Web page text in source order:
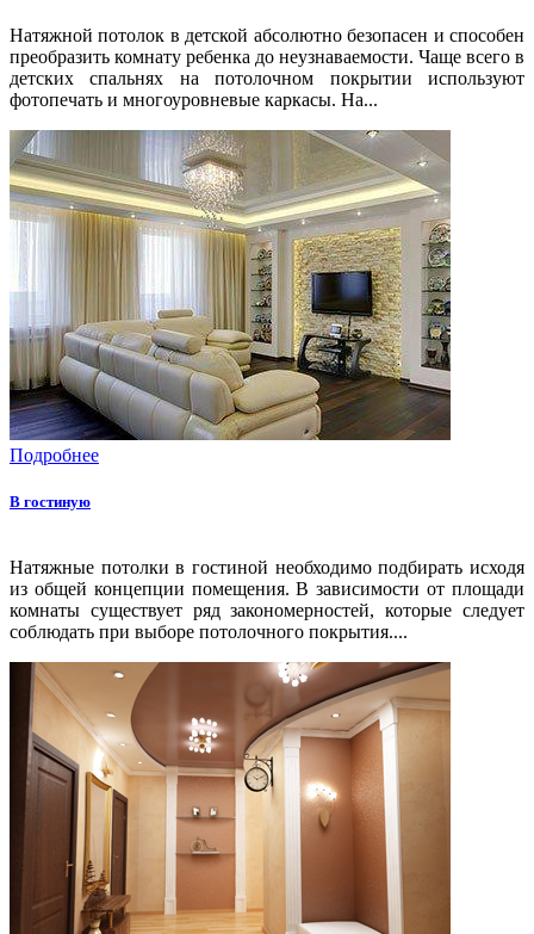
Натяжной потолок в детской абсолютно безопасен и способен
преобразить комнату ребенка до неузнаваемости. Чаще всего в
детских спальнях на потолочном покрытии используют
фотопечать и многоуровневые каркасы. На...
Подробнее
В гостиную
Натяжные потолки в гостиной необходимо подбирать исходя
из общей концепции помещения. В зависимости от площади
комнаты существует ряд закономерностей, которые следует
соблюдать при выборе потолочного покрытия....